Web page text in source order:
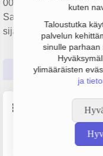
kuten
Taloustutka
palvelun
sinulle parhaan
ylimääräisten
ja
000 € ja
Sanomalehtien
sijainti Oulu. Yrityksen
Perustiedot